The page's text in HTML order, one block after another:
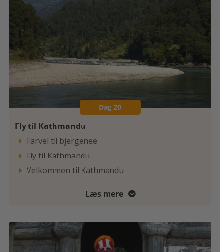
Dag 20
Fly til Kathmandu
 Farvel til bjergenee
 Fly til Kathmandu
 Velkommen til Kathmandu
Læs mere 